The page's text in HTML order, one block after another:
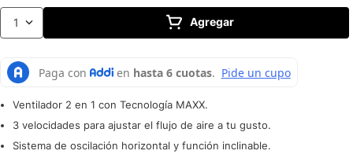
1 Agregar
Ventilador 2 en 1 con Tecnología MAXX.
3 velocidades para ajustar el flujo de aire a tu gusto.
Sistema de oscilación horizontal y función inclinable.